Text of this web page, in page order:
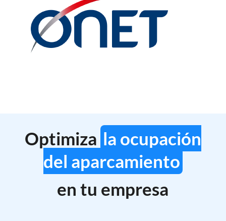
Optimiza la ocupación
del aparcamiento
en tu empresa